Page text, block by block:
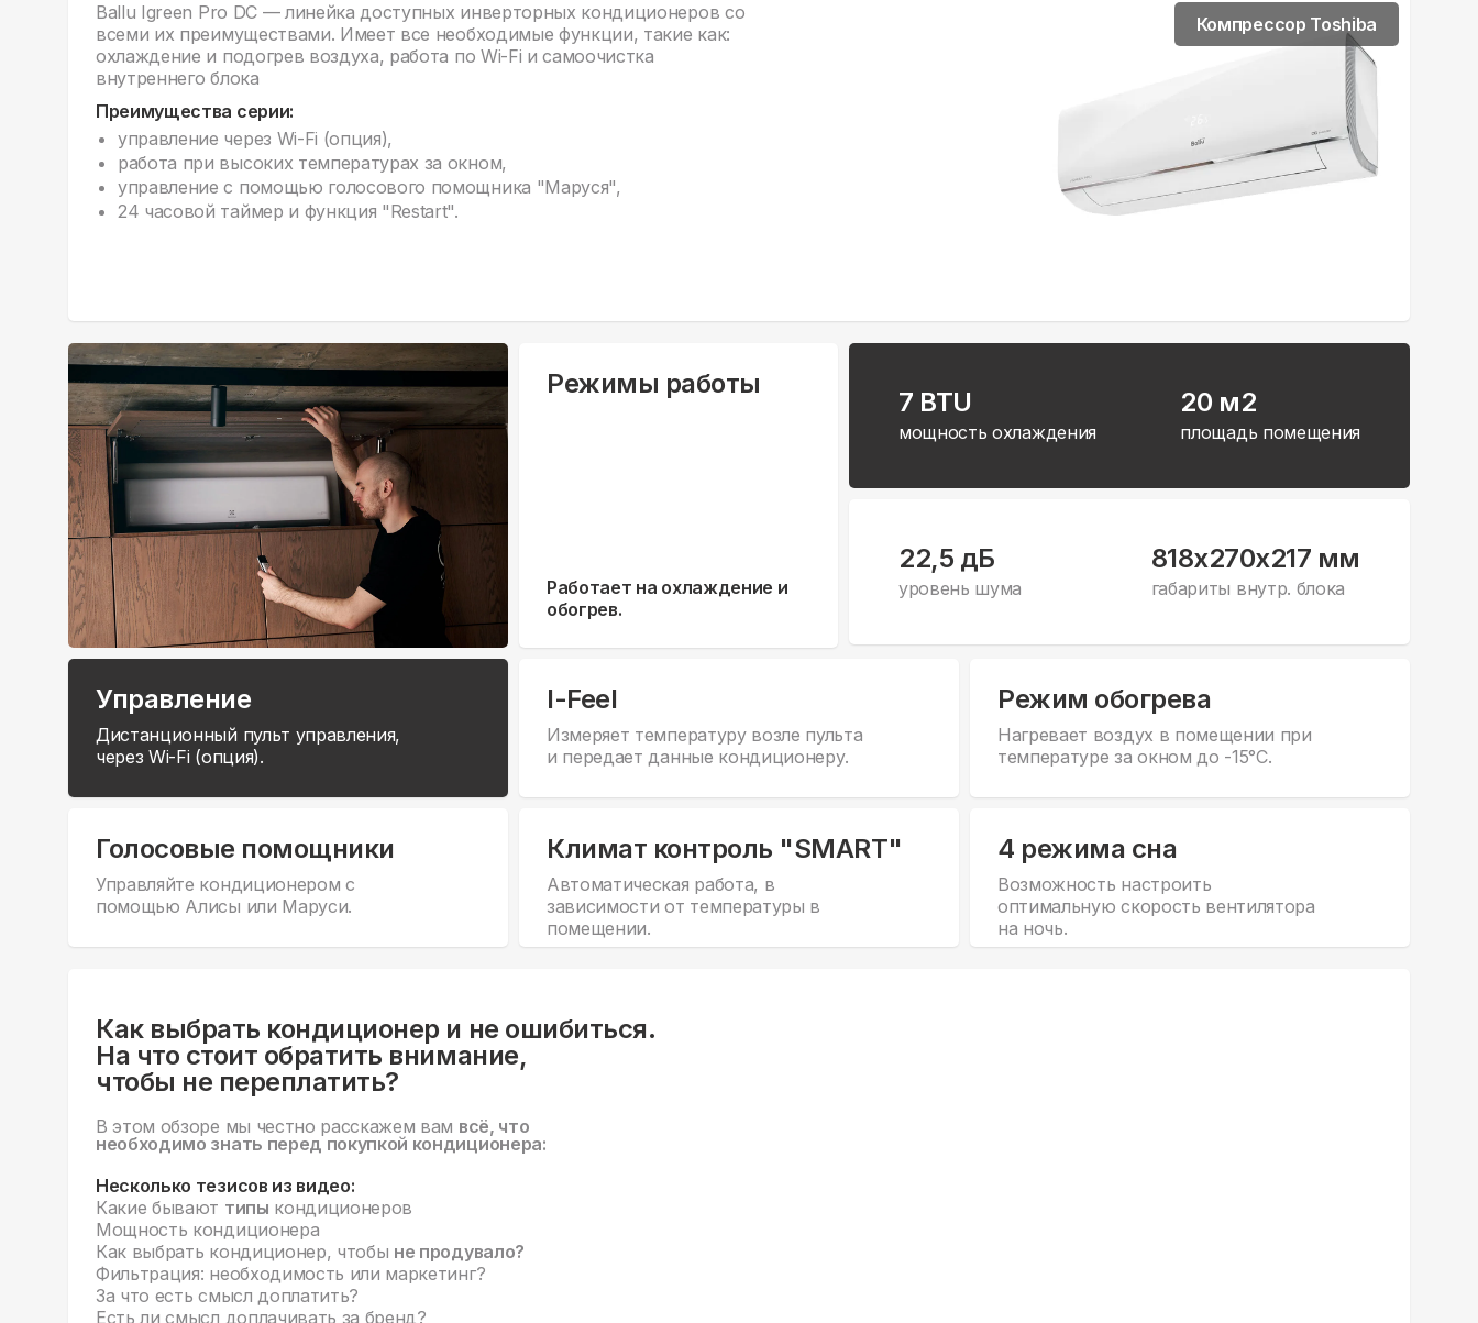
Ballu Igreen Pro DC — линейка доступных инверторных кондиционеров со
всеми их преимуществами. Имеет все необходимые функции, такие как:
охлаждение и подогрев воздуха, работа по Wi-Fi и самоочистка
внутреннего блока
Преимущества серии:
управление через Wi-Fi (опция),
работа при высоких температурах за окном,
управление с помощью голосового помощника "Маруся",
24 часовой таймер и функция "Restart".
Компрессор Toshiba
Режимы работы
Работает на охлаждение и
обогрев.
7 BTU
мощность охлаждения
20 м2
площадь помещения
22,5 дБ
уровень шума
818x270x217 мм
габариты внутр. блока
Управление
Дистанционный пульт управления,
через Wi-Fi (опция).
I-Feel
Измеряет температуру возле пульта
и передает данные кондиционеру.
Режим обогрева
Нагревает воздух в помещении при
температуре за окном до -15°С.
Голосовые помощники
Управляйте кондиционером с
помощью Алисы или Маруси.
Климат контроль "SMART"
Автоматическая работа, в
зависимости от температуры в
помещении.
4 режима сна
Возможность настроить
оптимальную скорость вентилятора
на ночь.
Как выбрать кондиционер и не ошибиться.
На что стоит обратить внимание,
чтобы не переплатить?
В этом обзоре мы честно расскажем вам всё, что
необходимо знать перед покупкой кондиционера:
Несколько тезисов из видео:
Какие бывают типы кондиционеров
Мощность кондиционера
Как выбрать кондиционер, чтобы не продувало?
Фильтрация: необходимость или маркетинг?
За что есть смысл доплатить?
Есть ли смысл доплачивать за бренд?